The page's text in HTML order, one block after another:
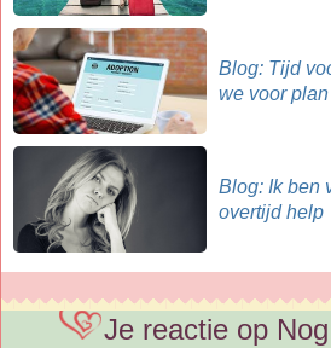
Blog: Tijd
we voor
Blog: Ik ben
overtijd help
Je reactie op